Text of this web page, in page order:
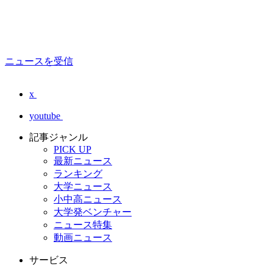
ニュースを受信
x
youtube
記事ジャンル
PICK UP
最新ニュース
ランキング
大学ニュース
小中高ニュース
大学発ベンチャー
ニュース特集
動画ニュース
サービス